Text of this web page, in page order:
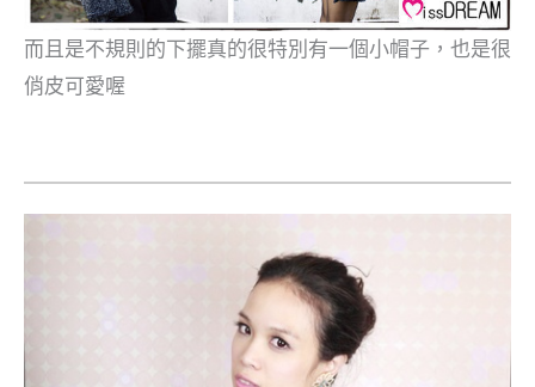
而且是不規則的下擺真的很特別有一個小帽子，也是很
俏皮可愛喔